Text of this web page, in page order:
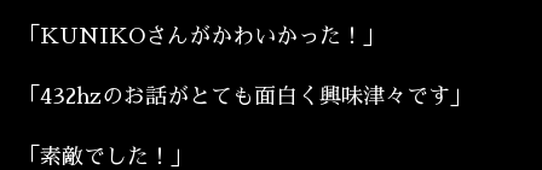
「KUNIKOさんがかわいかった！」
「432hzのお話がとても面白く興味津々です」
「素敵でした！」